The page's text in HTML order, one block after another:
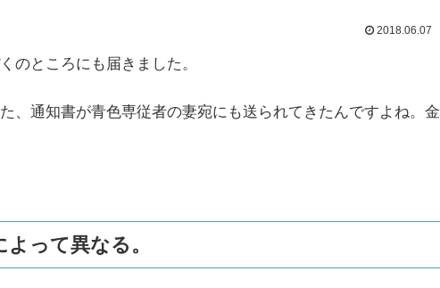
2018.06.07
のところにも届きました。
、通知書が青色専従者の妻宛にも送られてきたんですよね。金
って異なる。